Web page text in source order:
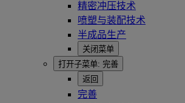
精密冲压技术
喷塑与装配技术
半成品生产
关闭菜单
打开子菜单: 完善
返回
完善